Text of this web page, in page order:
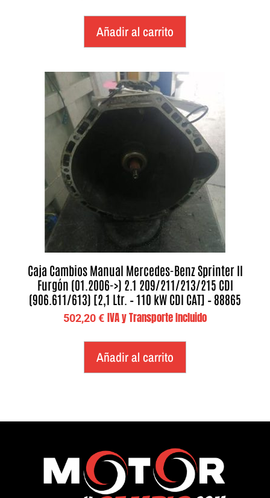
Añadir al carrito
Caja Cambios Manual Mercedes-Benz Sprinter II
Furgón (01.2006->) 2.1 209/211/213/215 CDI
(906.611/613) [2,1 Ltr. – 110 kW CDI CAT] – 88865
502,20€ IVA y Transporte Incluido
Añadir al carrito